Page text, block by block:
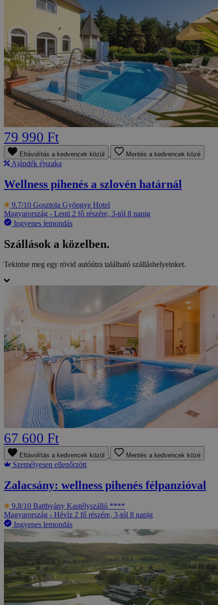
79 990 Ft
Eltávolítás a kedvencek közül Mentés a kedvencek közé
Ajándék éjszaka
Wellness pihenés a szlovén határnál
9.7/10 Gosztola Gyöngye Hotel
Magyarország - Lenti 2 fő részére, 3-tól 8 napig
Ingyenes lemondás
Szállások a közelben.
Tekintse meg egy rövid autóútra található szálláshelyeinket.
67 600 Ft
Eltávolítás a kedvencek közül Mentés a kedvencek közé
Személyesen ellenőrzött
Zalacsány: wellness pihenés félpanzióval
9.8/10 Batthyány Kastélyszálló ****
Magyarország - Hévíz 2 fő részére, 3-tól 8 napig
Ingyenes lemondás